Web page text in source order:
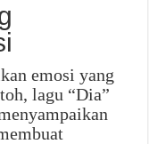
emosi yang
lagu “Dia”